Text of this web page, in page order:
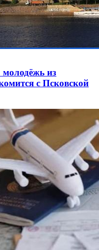
молодёжь из
с Псковской